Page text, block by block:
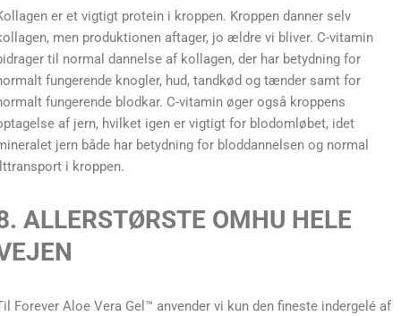
er et vigtigt protein i kroppen. Kroppen danner selv
men produktionen aftager, jo ældre vi bliver. C-vitamin
til normal dannelse af kollagen, der har betydning for
fungerende knogler, hud, tandkød og tænder samt for
fungerende blodkar. C-vitamin øger også kroppens
af jern, hvilket igen er vigtigt for blodomløbet, idet
jern både har betydning for bloddannelsen og normal
i kroppen.
ALLERSTØRSTE OMHU HELE
Forever Aloe Vera Gel™ anvender vi kun den fineste indergelé af